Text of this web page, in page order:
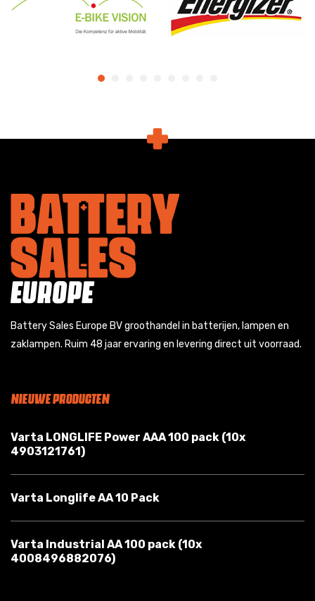
Battery Sales Europe BV groothandel in batterijen, lampen en
zaklampen. Ruim 48 jaar ervaring en levering direct uit voorraad.
NIEUWE PRODUCTEN
Varta LONGLIFE Power AAA 100 pack (10x
4903121761)
Varta Longlife AA 10 Pack
Varta Industrial AA 100 pack (10x
4008496882076)